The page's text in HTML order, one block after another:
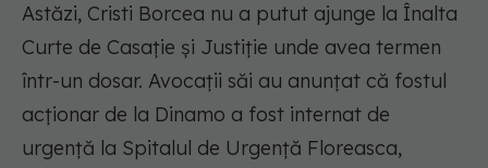
Astăzi, Cristi Borcea nu a putut ajunge la Înalta
Curte de Casație și Justiție unde avea termen
într-un dosar. Avocații săi au anunțat că fostul
acționar de la Dinamo a fost internat de
urgență la Spitalul de Urgență Floreasca,